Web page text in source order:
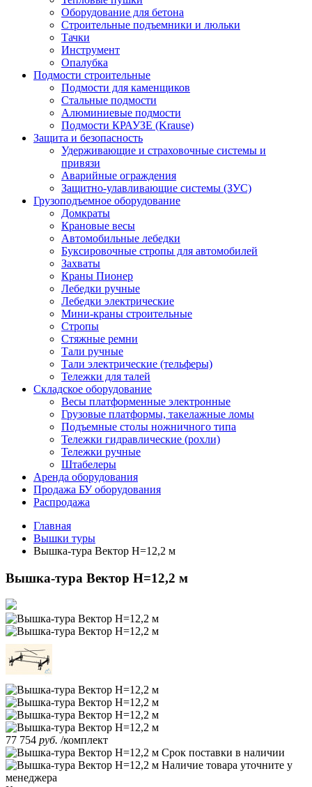
Оборудование для бетона
Строительные подъемники и люльки
Тачки
Инструмент
Опалубка
Подмости строительные
Подмости для каменщиков
Стальные подмости
Алюминиевые подмости
Подмости КРАУЗЕ (Krause)
Защита и безопасность
Удерживающие и страховочные системы и
привязи
Аварийные ограждения
Защитно-улавливающие системы (ЗУС)
Грузоподъемное оборудование
Домкраты
Крановые весы
Автомобильные лебедки
Буксировочные стропы для автомобилей
Захваты
Краны Пионер
Лебедки ручные
Лебедки электрические
Мини-краны строительные
Стропы
Стяжные ремни
Тали ручные
Тали электрические (тельферы)
Тележки для талей
Складское оборудование
Весы платформенные электронные
Грузовые платформы, такелажные ломы
Подъемные столы ножничного типа
Тележки гидравлические (рохли)
Тележки ручные
Штабелеры
Аренда оборудования
Продажа БУ оборудования
Распродажа
Главная
Вышки туры
Вышка-тура Вектор H=12,2 м
Вышка-тура Вектор H=12,2 м
77 754 руб. /комплект
Срок поставки в наличии
Наличие товара уточните у
менеджера